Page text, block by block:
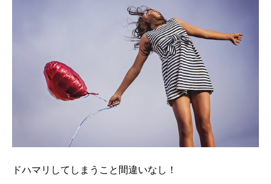
ドハマリしてしまうこと間違いなし！